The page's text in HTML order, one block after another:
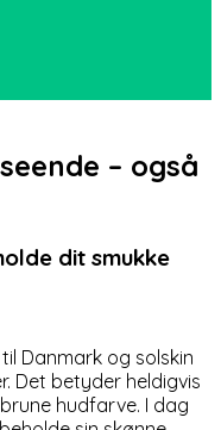
– også
dit smukke
Danmark og solskin
Det betyder heldigvis
hudfarve. I dag